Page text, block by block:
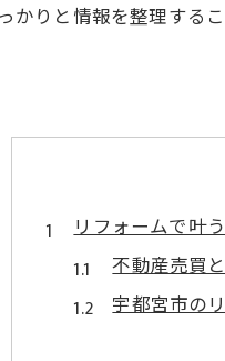
かりと情報を整理す
リフォームで叶
不動産売買
宇都宮市の
不動産売買